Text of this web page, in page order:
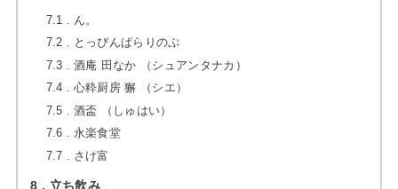
7.1
ん。
7.2
とっぴんぱらりのぷ
7.3
酒庵 田なか （シュアンタナカ）
7.4
心粋厨房 獬 （シエ）
7.5
酒盃 （しゅはい）
7.6
永楽食堂
7.7
さけ富
8 立ち飲み